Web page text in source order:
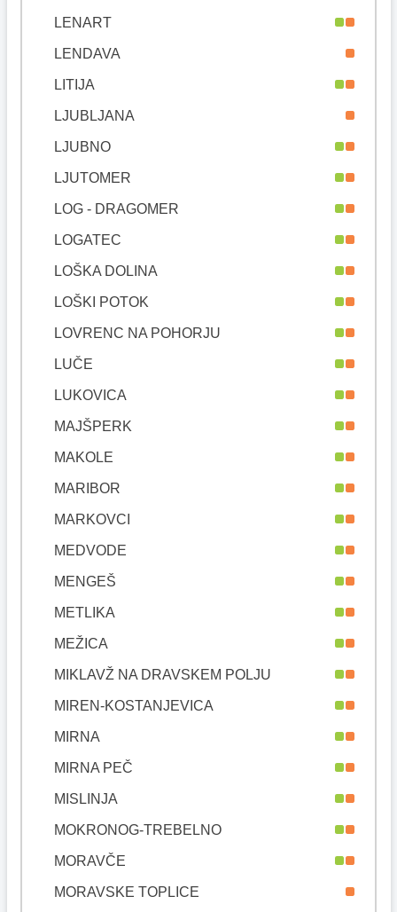
LENART
LENDAVA
LITIJA
LJUBLJANA
LJUBNO
LJUTOMER
LOG - DRAGOMER
LOGATEC
LOŠKA DOLINA
LOŠKI POTOK
LOVRENC NA POHORJU
LUČE
LUKOVICA
MAJŠPERK
MAKOLE
MARIBOR
MARKOVCI
MEDVODE
MENGEŠ
METLIKA
MEŽICA
MIKLAVŽ NA DRAVSKEM POLJU
MIREN-KOSTANJEVICA
MIRNA
MIRNA PEČ
MISLINJA
MOKRONOG-TREBELNO
MORAVČE
MORAVSKE TOPLICE